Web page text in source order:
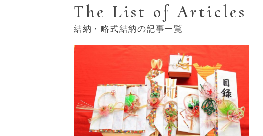
The List of Articles
結納・略式結納の記事一覧